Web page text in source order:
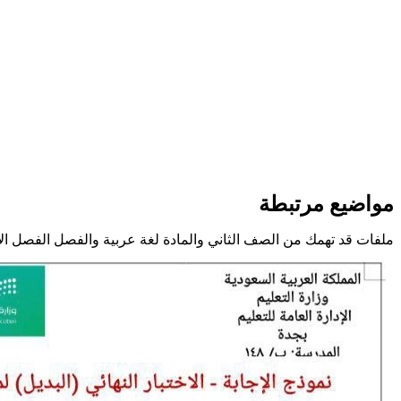
مواضيع مرتبطة
ملفات قد تهمك من الصف الثاني والمادة لغة عربية والفصل الفصل